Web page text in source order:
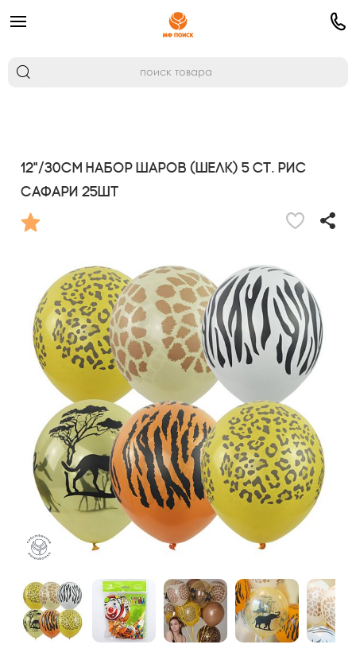
12"/30см Набор шаров (шелк) 5 ст. рис
Сафари 25шт